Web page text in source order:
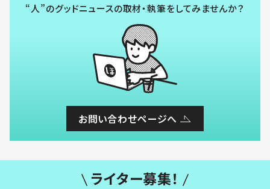
“人”のグッドニュースの取材・執筆をしてみませんか？
お問い合わせページへ
ライター募集！